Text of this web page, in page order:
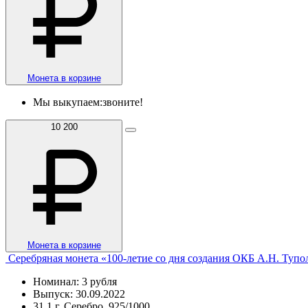
Монета в корзине
Мы выкупаем:звоните!
10 200
Монета в корзине
Серебряная монета «100-летие со дня создания ОКБ А.Н.
Номинал: 3 рубля
Выпуск: 30.09.2022